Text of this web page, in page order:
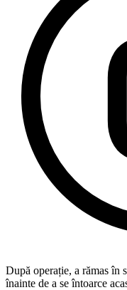
După operație, a rămas în
înainte de a se întoarce